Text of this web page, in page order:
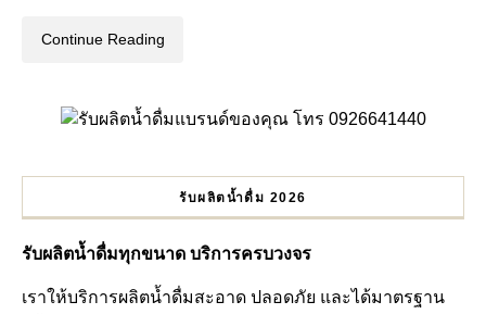
Continue Reading
รับผลิตน้ำดื่ม 2026
รับผลิตน้ำดื่มทุกขนาด บริการครบวงจร
เราให้บริการผลิตน้ำดื่มสะอาด ปลอดภัย และได้มาตรฐาน